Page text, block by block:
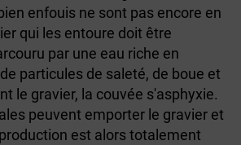
enfouis ne sont pas encore en
qui les entoure doit être
par une eau riche en
particules de saleté, de boue et
le gravier, la couvée s'asphyxie.
peuvent emporter le gravier et
est alors totalement